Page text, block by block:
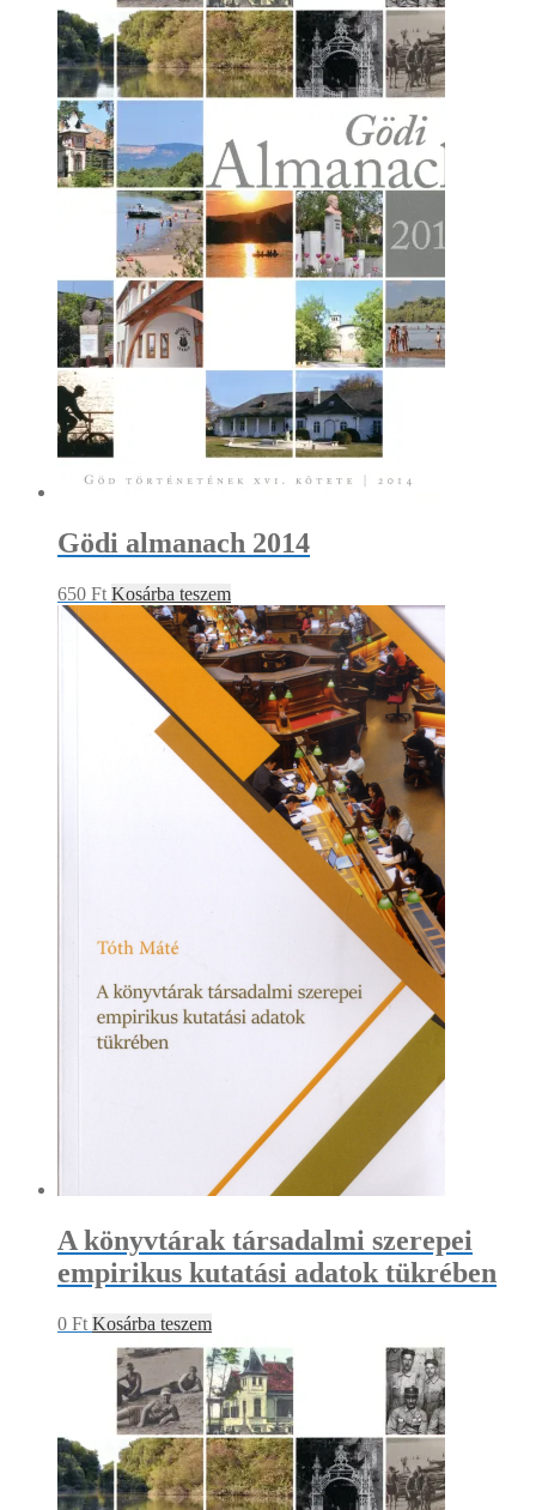
Gödi almanach 2014
650 Ft Kosárba teszem
A könyvtárak társadalmi szerepei
empirikus kutatási adatok tükrében
0 Ft Kosárba teszem